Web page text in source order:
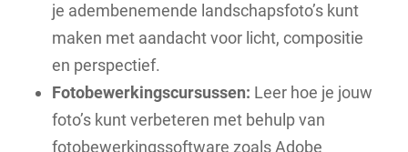
je adembenemende landschapsfoto’s kunt
maken met aandacht voor licht, compositie
en perspectief.
Fotobewerkingscursussen: Leer hoe je jouw
foto’s kunt verbeteren met behulp van
fotobewerkingssoftware zoals Adobe